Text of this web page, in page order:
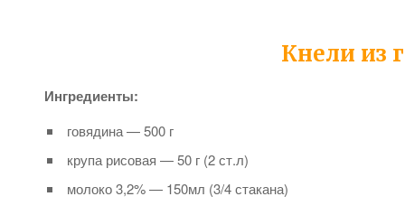
Кнели из
Ингредиенты:
говядина — 500 г
крупа рисовая — 50 г (2 ст.л)
молоко 3,2% — 150мл (3/4 стакана)